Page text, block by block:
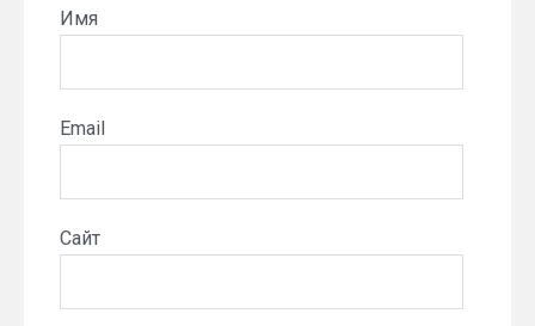
Имя
Email
Сайт